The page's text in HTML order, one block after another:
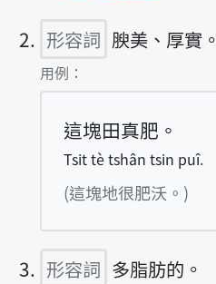
形容詞 腴美、厚實。
第2項釋義的
用例：
這塊田真肥。
Tsit tè tshân tsin puî.
(這塊地很肥沃。)
形容詞 多脂肪的。